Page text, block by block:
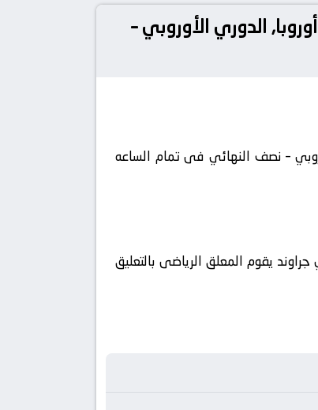
و أستون فيلا بتاريخ 2026-04-30 في دوري أوروبا, الدوري الأوروبي –
الأوروبي – نصف النهائي فى تمام الساعه
إستضافة المباراه في ملعب سيتي جراوند يقوم المعلق الرياضى بالتعليق